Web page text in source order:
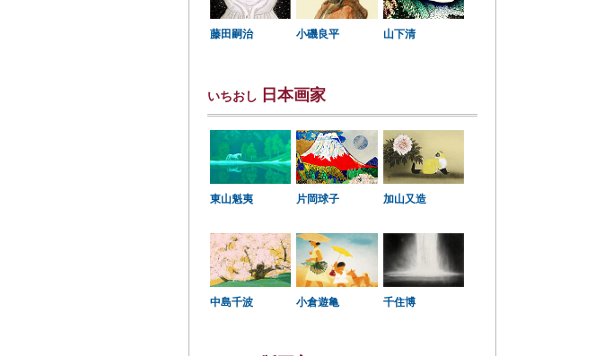
藤田嗣治 小磯良平 山下清
いちおし 日本画家
東山魁夷 片岡球子 加山又造
中島千波 小倉遊亀 千住博